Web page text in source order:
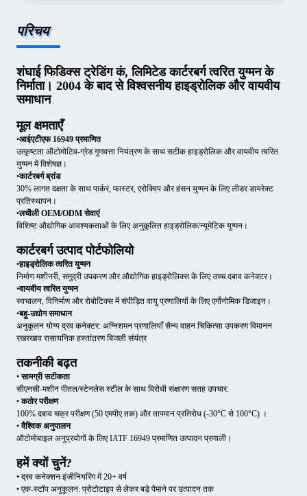
परिचय
शंघाई फिडिक्स ट्रेडिंग कं, लिमिटेड कार्टरबर्ग त्वरित युग्मन के
निर्माता। 2004 के बाद से विश्वसनीय हाइड्रोलिक और वायवीय
समाधान
मूल क्षमताएँ
•आईएटीएफ 16949 प्रमाणित
उत्कृष्टता ऑटोमोटिव-ग्रेड गुणवत्ता नियंत्रण के साथ सटीक हाइड्रोलिक और वायवीय त्वरित
युग्मन में विशेषज्ञ।
•कार्टरबर्ग ब्रांड
30% लागत दक्षता के साथ पार्कर, फास्टर, एरोक्विप और हंसन युग्मन के लिए लीडर डायरेक्ट
प्रतिस्थापन।
•लचीली OEM/ODM सेवाएं
विशिष्ट औद्योगिक आवश्यकताओं के लिए अनुकूलित हाइड्रोलिक/न्यूमेटिक युग्मन।
कार्टरबर्ग उत्पाद पोर्टफोलियो
•हाइड्रोलिक त्वरित युग्मन
निर्माण मशीनरी, समुद्री उपकरण और औद्योगिक हाइड्रोलिक्स के लिए उच्च दबाव कनेक्टर।
•वायवीय त्वरित युग्मन
स्वचालन, विनिर्माण और रोबोटिक्स में संपीड़ित वायु प्रणालियों के लिए एर्गोनोमिक डिजाइन।
•बहु-उद्योग समाधान
अनुकूलन योग्य द्रव कनेक्टर: अग्निशमन प्रणालियाँ सैन्य वाहन चिकित्सा उपकरण विमानन
रखरखाव रासायनिक हस्तांतरण बिजली संयंत्र
तकनीकी बढ़त
•सामग्री सटीकता
सीएनसी-मशीन पीतल/स्टेनलेस स्टील के साथ विरोधी संक्षारण सतह उपचार.
•कठोर परीक्षण
100% दबाव चक्र परीक्षण (50 एमपीए तक) और तापमान प्रतिरोध (-30°C से 100°C) ।
•वैश्विक अनुपालन
ऑटोमोबाइल अनुप्रयोगों के लिए IATF 16949 प्रमाणित उत्पादन प्रणाली।
हमें क्यों चुनें?
• द्रव कनेक्शन इंजीनियरिंग में 20+ वर्ष
• एक-स्टॉप अनुकूलन: प्रोटोटाइप से लेकर बड़े पैमाने पर उत्पादन तक